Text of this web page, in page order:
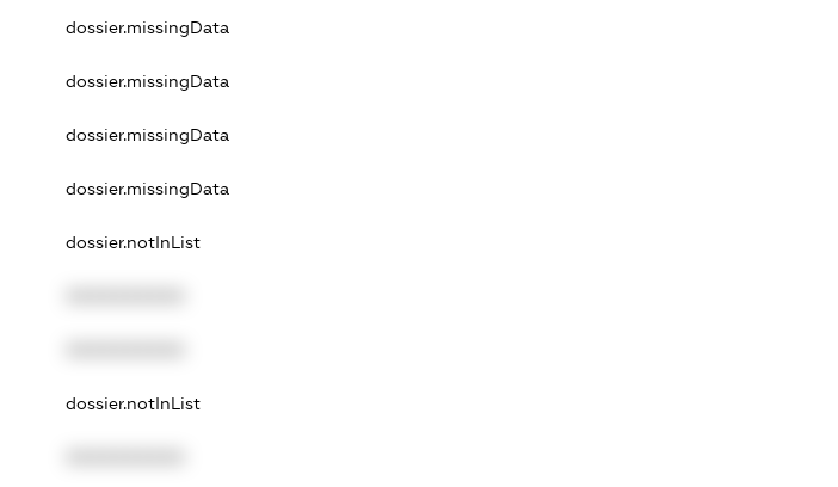
dossier.missingData
dossier.missingData
dossier.missingData
dossier.missingData
dossier.notInList
dossier.notInList